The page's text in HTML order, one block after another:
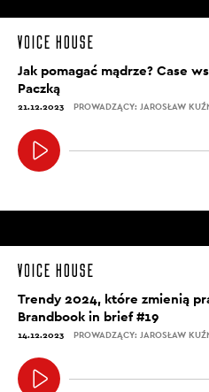
Jak pomagać mądrze? Case
Paczką
21.12.2023 PROWADZĄCY: JAROSŁAW
Trendy 2024, które zmienią
Brandbook in brief #19
14.12.2023 PROWADZĄCY: JAROSŁAW